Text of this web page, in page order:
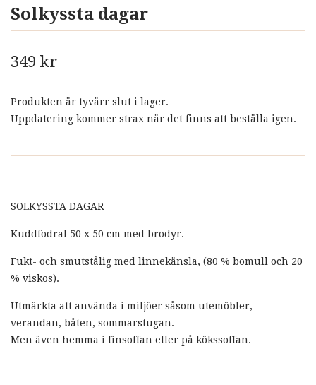
Solkyssta dagar
349 kr
Produkten är tyvärr slut i lager.
Uppdatering kommer strax när det finns att beställa igen.
SOLKYSSTA DAGAR
Kuddfodral 50 x 50 cm med brodyr.
Fukt- och smutstålig med linnekänsla, (80 % bomull och 20
% viskos).
Utmärkta att använda i miljöer såsom utemöbler,
verandan, båten, sommarstugan.
Men även hemma i finsoffan eller på kökssoffan.